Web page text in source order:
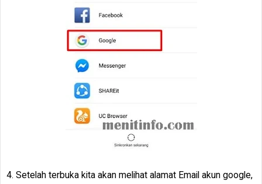
4. Setelah terbuka kita akan melihat alamat Email akun google,